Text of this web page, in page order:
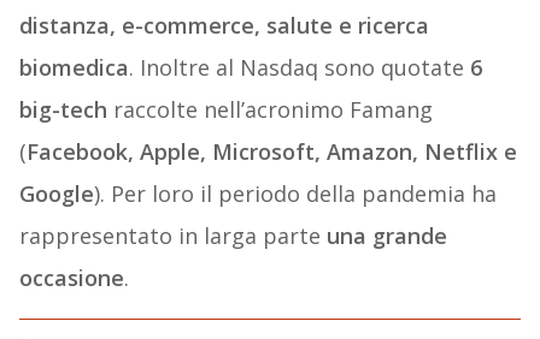
distanza, e-commerce, salute e ricerca
biomedica. Inoltre al Nasdaq sono quotate 6
big-tech raccolte nell’acronimo Famang
(Facebook, Apple, Microsoft, Amazon, Netflix e
Google). Per loro il periodo della pandemia ha
rappresentato in larga parte una grande
occasione.